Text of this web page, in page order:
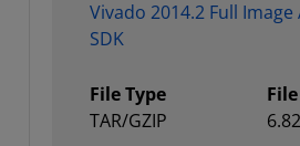
Vivado 2014.2 Full Image
SDK
File Type
TAR/GZIP